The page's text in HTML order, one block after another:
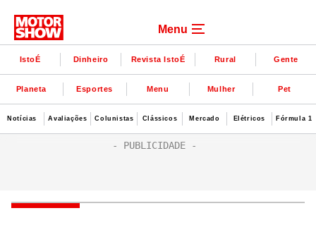
Menu
IstoÉ Dinheiro Revista IstoÉ Rural Gente
Planeta Esportes Menu Mulher Pet
Notícias Avaliações Colunistas Clássicos Mercado Elétricos Fórmula 1